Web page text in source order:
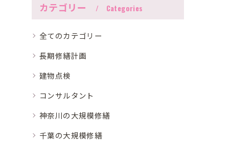
カテゴリー Categories
全てのカテゴリー
長期修繕計画
建物点検
コンサルタント
神奈川の大規模修繕
千葉の大規模修繕